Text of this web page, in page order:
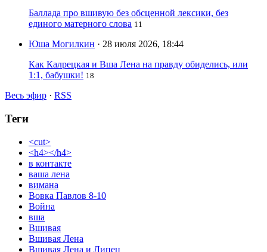
Баллада про вшивую без обсценной лексики, без
единого матерного слова 11
Юша Могилкин · 28 июля 2026, 18:44
Как Калрецкая и Вша Лена на правду обиделись, или
1:1, бабушки! 18
Весь эфир · RSS
Теги
<cut>
<h4></h4>
в контакте
ваша лена
вимана
Вовка Павлов 8-10
Война
вша
Вшивая
Вшивая Лена
Вшивая Лена и Липец